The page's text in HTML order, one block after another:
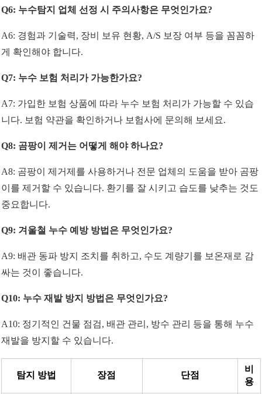
Q6: 누수탐지 업체 선정 시 주의사항은 무엇인가요?
A6: 경험과 기술력, 장비 보유 현황, A/S 보장 여부 등을 꼼꼼하
게 확인해야 합니다.
Q7: 누수 보험 처리가 가능한가요?
A7: 가입한 보험 상품에 따라 누수 보험 처리가 가능할 수 있습
니다. 보험 약관을 확인하거나 보험사에 문의해 보세요.
Q8: 곰팡이 제거는 어떻게 해야 하나요?
A8: 곰팡이 제거제를 사용하거나 전문 업체의 도움을 받아 곰팡
이를 제거할 수 있습니다. 환기를 잘 시키고 습도를 낮추는 것도
중요합니다.
Q9: 겨울철 누수 예방 방법은 무엇인가요?
A9: 배관 동파 방지 조치를 취하고, 수도 계량기를 보온재로 감
싸는 것이 좋습니다.
Q10: 누수 재발 방지 방법은 무엇인가요?
A10: 정기적인 건물 점검, 배관 관리, 방수 관리 등을 통해 누수
재발을 방지할 수 있습니다.
탐지 방법 장점 단점
비
용